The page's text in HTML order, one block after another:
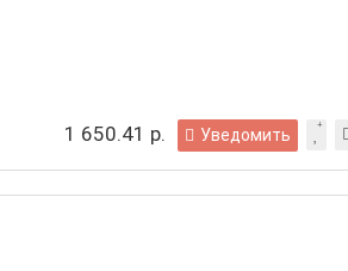
1 650.41 р. Уведомить